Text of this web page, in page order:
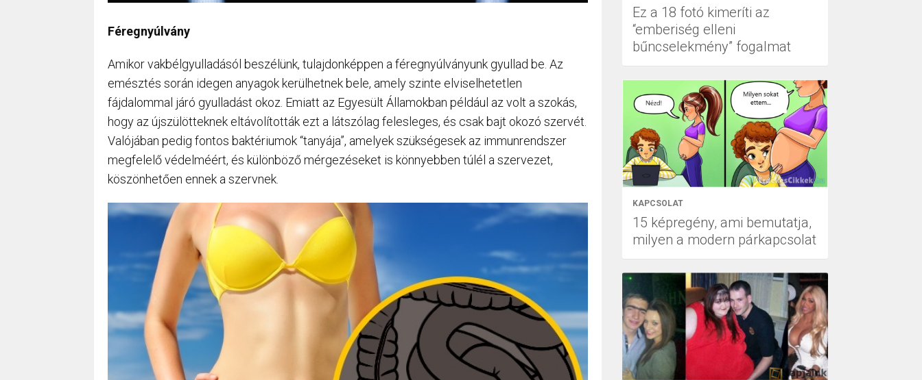
Féregnyúlvány
Amikor vakbélgyulladásól beszélünk, tulajdonképpen a féregnyúlványunk gyullad be. Az
emésztés során idegen anyagok kerülhetnek bele, amely szinte elviselhetetlen
fájdalommal járó gyulladást okoz. Emiatt az Egyesült Államokban például az volt a szokás,
hogy az újszülötteknek eltávolították ezt a látszólag felesleges, és csak bajt okozó szervét.
Valójában pedig fontos baktériumok “tanyája”, amelyek szükségesek az immunrendszer
megfelelő védelméért, és különböző mérgezéseket is könnyebben túlél a szervezet,
köszönhetően ennek a szervnek.
Ez a 18 fotó kimeríti az
“emberiség elleni
bűncselekmény” fogalmat
KAPCSOLAT
15 képregény, ami bemutatja,
milyen a modern párkapcsolat